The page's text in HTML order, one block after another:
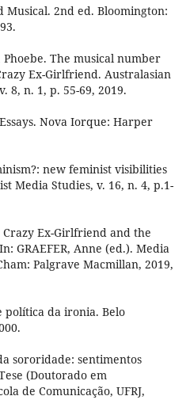
Musical. 2nd ed. Bloomington:
Phoebe. The musical number
Ex-Girlfriend. Australasian
8, n. 1, p. 55-69, 2019.
Nova Iorque: Harper
new feminist visibilities
Media Studies, v. 16, n. 4, p.1-
Crazy Ex-Girlfriend and the
GRAEFER, Anne (ed.). Media
Palgrave Macmillan, 2019,
política da ironia. Belo
sororidade: sentimentos
(Doutorado em
de Comunicação, UFRJ,